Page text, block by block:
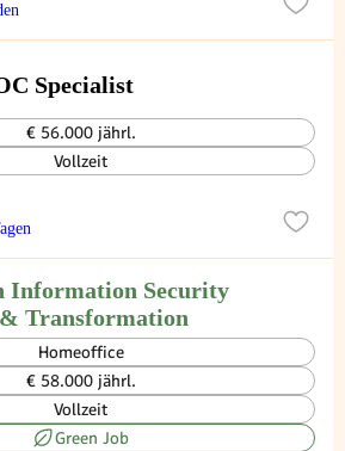
Specialist
€ 56.000 jährl.
Vollzeit
Information Security
Transformation
Homeoffice
€ 58.000 jährl.
Vollzeit
Green Job